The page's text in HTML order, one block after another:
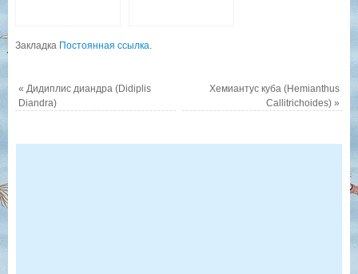
Закладка Постоянная ссылка
« Дидиплис диандра (Didiplis
Diandra)
Хемиантус куба (Hemianthus
Callitrichoides)»